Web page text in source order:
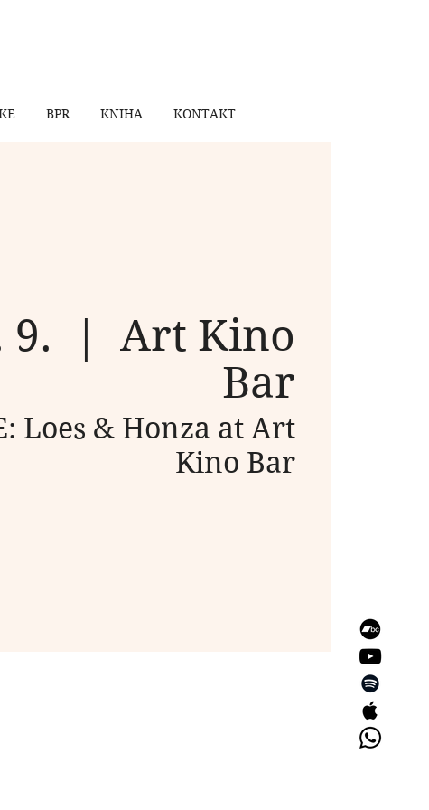
BPR KNIHA KONTAKT
9.
  |
Art Kino
Bar
Loes & Honza at Art
Kino Bar